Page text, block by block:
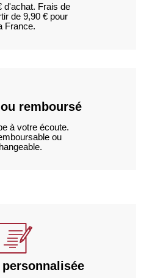
d'achat. Frais de
de 9,90 € pour
France.
remboursé
à votre écoute.
ou